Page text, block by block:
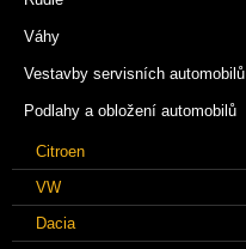
Váhy
Vestavby servisních automobilů
Podlahy a obložení automobilů
Citroen
VW
Dacia